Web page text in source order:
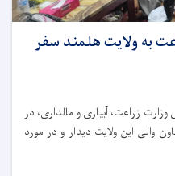
به ولایت هلمند سفر
زراعت، آبیاری و مالداری، در
والی این ولایت دیدار و در مورد